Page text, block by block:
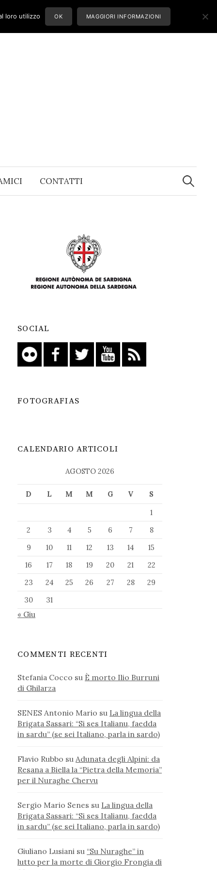
CONTATTI
Ricerca
per:
SOCIAL
FOTOGRAFIAS
CALENDARIO ARTICOLI
AGOSTO 2026
D L M M G V
S
1
2
3 4 5 6 7
8
9
10 11 12 13 14
15
16
17 18 19 20 21
22
23
24 25 26 27 28
29
30
31
« Giu
COMMENTI RECENTI
Stefania Cocco su È morto Ilio Burruni
di Ghilarza
SENES Antonio Mario su La lingua della
Brigata Sassari: “Si ses Italianu, faedda
in sardu” (se sei Italiano, parla in sardo)
Flavio Rubbo su Adunata degli Alpini: da
Resana a Biella la “Pietra della Memoria”
per il Nuraghe Chervu
Sergio Mario Senes su La lingua della
Brigata Sassari: “Si ses Italianu, faedda
in sardu” (se sei Italiano, parla in sardo)
Giuliano Lusiani su “Su Nuraghe” in
lutto per la morte di Giorgio Frongia di
loro utilizzo OK MAGGIORI INFORMAZIONI